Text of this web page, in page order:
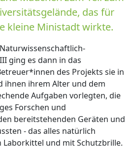
das für
kleine Ministadt wirkte.
ging es dann in das
des Projekts sie in
ihnen ihrem Alter und dem
Aufgaben vorlegten, die
Forschen und
bereitstehenden Geräten und
- das alles natürlich
und mit Schutzbrille.